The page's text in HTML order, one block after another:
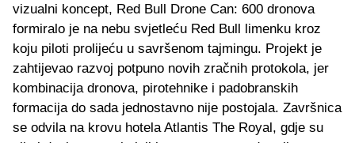
vizualni koncept, Red Bull Drone Can: 600 dronova
formiralo je na nebu svjetleću Red Bull limenku kroz
koju piloti prolijeću u savršenom tajmingu. Projekt je
zahtijevao razvoj potpuno novih zračnih protokola, jer
kombinacija dronova, pirotehnike i padobranskih
formacija do sada jednostavno nije postojala. Završnica
se odvila na krovu hotela Atlantis The Royal, gdje su